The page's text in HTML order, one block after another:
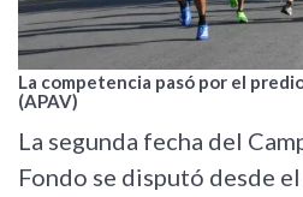
La competencia pasó por el
(APAV)
La segunda fecha del
Fondo se disputó desde